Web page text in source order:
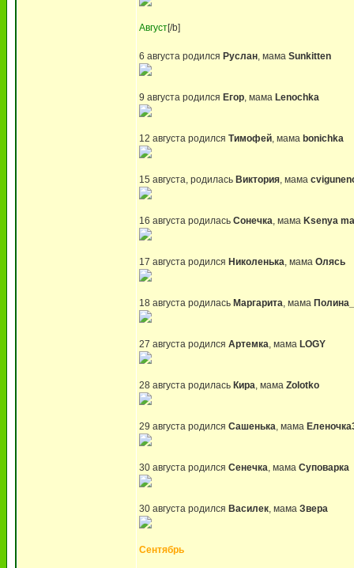
Август[/b]
6 августа родился Руслан, мама Sunkitten
9 августа родился Егор, мама Lenochka
12 августа родился Тимофей, мама bonichka
15 августа, родилась Виктория, мама
16 августа родилась Сонечка, мама Ksenya
17 августа родился Николенька, мама Олясь
18 августа родилась Маргарита, мама
27 августа родился Артемка, мама LOGY
28 августа родилась Кира, мама Zolotko
29 августа родился Сашенька, мама
30 августа родился Сенечка, мама Суповарка
30 августа родился Василек, мама Звера
Сентябрь